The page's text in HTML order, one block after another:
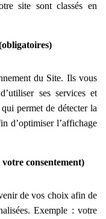
site sont classés en
du Site. Ils vous
ses services et
permet de détecter la
d’optimiser l’affichage
consentement)
de vos choix afin de
Exemple : votre